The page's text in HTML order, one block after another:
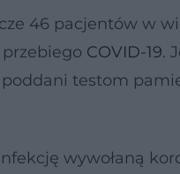
46 pacjentów w
COVID-19.
testom
wywołaną